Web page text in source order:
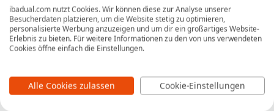
Dienstag
20
16:00 Uhr
Infoveranstaltung am Campus
ibadual.com nutzt Cookies. Wir können diese zur Analyse unserer
Besucherdaten platzieren, um die Website stetig zu optimieren,
personalisierte Werbung anzuzeigen und um dir ein großartiges Website-
Erlebnis zu bieten. Für weitere Informationen zu den von uns verwendeten
Cookies öffne einfach die Einstellungen.
Alle Cookies zulassen Cookie-Einstellungen